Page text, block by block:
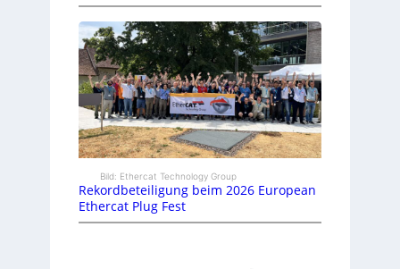
Bild: Ethercat Technology Group
Rekordbeteiligung beim 2026 European
Ethercat Plug Fest